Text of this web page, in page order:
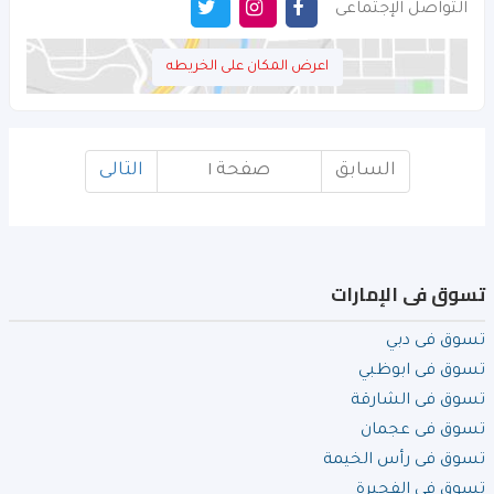
التواصل الإجتماعى
اعرض المكان على الخريطه
السابق صفحة ١ التالى
تسوق فى الإمارات
تسوق فى دبي
تسوق فى ابوظبي
تسوق فى الشارقة
تسوق فى عجمان
تسوق فى رأس الخيمة